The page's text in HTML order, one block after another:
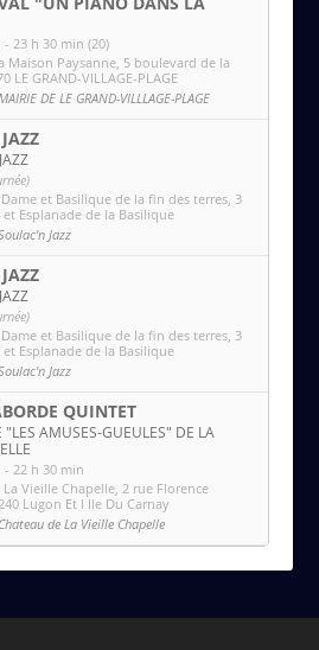
23 h 30 min (20)
Maison Paysanne, 5 boulevard de la
LE GRAND-VILLAGE-PLAGE
DE LE GRAND-VILLLAGE-PLAGE
et Basilique de la fin des terres, 3
Esplanade de la Basilique
Jazz
et Basilique de la fin des terres, 3
Esplanade de la Basilique
Jazz
QUINTET
"LES AMUSES-GUEULES" DE LA
- 22 h 30 min
Vieille Chapelle, 2 rue Florence
Lugon Et l Ile Du Carnay
Chateau de La Vieille Chapelle